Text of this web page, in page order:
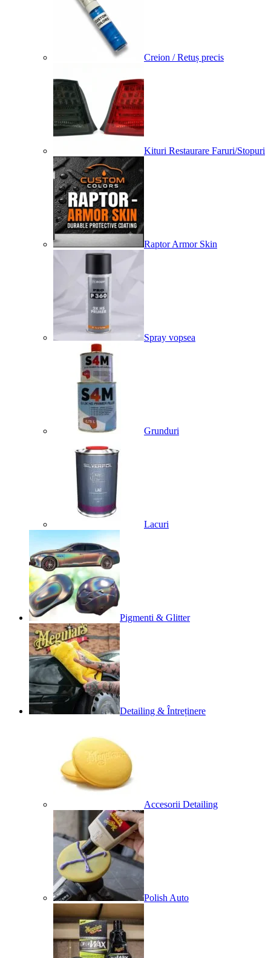
Creion / Retuș precis
Kituri Restaurare Faruri/Stopuri
Raptor Armor Skin
Spray vopsea
Grunduri
Lacuri
Pigmenti & Glitter
Detailing & Întreținere
Accesorii Detailing
Polish Auto